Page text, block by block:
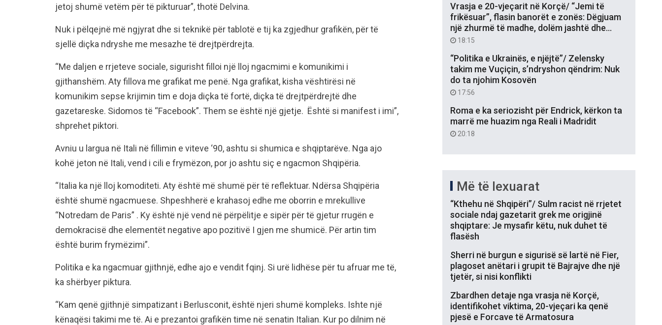
jetoj shumë vetëm për të pikturuar”, thotë Delvina.
Nuk i pëlqejnë më ngjyrat dhe si teknikë për tablotë e tij ka zgjedhur grafikën, për të
sjellë diçka ndryshe me mesazhe të drejtpërdrejta.
“Me daljen e rrjeteve sociale, sigurisht filloi një lloj ngacmimi e komunikimi i
gjithanshëm. Aty fillova me grafikat me penë. Nga grafikat, kisha vështirësi në
komunikim sepse krijimin tim e doja diçka të fortë, diçka të drejtpërdrejtë dhe
gazetareske. Sidomos të “Facebook”. Them se është një gjetje. Është si manifest i imi”,
shprehet piktori.
Avniu u largua në Itali në fillimin e viteve ‘90, ashtu si shumica e shqiptarëve. Nga ajo
kohë jeton në Itali, vend i cili e frymëzon, por jo ashtu siç e ngacmon Shqipëria.
“Italia ka një lloj komoditeti. Aty është më shumë për të reflektuar. Ndërsa Shqipëria
është shumë ngacmuese. Shpeshherë e krahasoj edhe me oborrin e mrekullive
“Notredam de Paris” . Ky është një vend në përpëlitje e sipër për të gjetur rrugën e
demokracisë dhe elementët negative apo pozitivë I gjen me shumicë. Për artin tim
është burim frymëzimi”.
Politika e ka ngacmuar gjithnjë, edhe ajo e vendit fqinj. Si urë lidhëse për tu afruar me të,
ka shërbyer piktura.
“Kam qenë gjithnjë simpatizant i Berlusconit, është njeri shumë kompleks. Ishte një
kënaqësi takimi me të. Ai e prezantoi grafikën time në senatin Italian. Kur po dilnim në
Vrasja e 20-vjeçarit në Korçë/ “Jemi të
frikësuar”, flasin banorët e zonës: Dëgjuam
një zhurmë të madhe, dolëm jashtë dhe…
18:15
“Politika e Ukrainës, e njëjtë”/ Zelensky
takim me Vuçiçin, s’ndryshon qëndrim: Nuk
do ta njohim Kosovën
17:56
Roma e ka seriozisht për Endrick, kërkon ta
marrë me huazim nga Reali i Madridit
20:18
Më të lexuarat
“Kthehu në Shqipëri”/ Sulm racist në rrjetet
sociale ndaj gazetarit grek me origjinë
shqiptare: Je mysafir këtu, nuk duhet të
flasësh
Sherri në burgun e sigurisë së lartë në Fier,
plagoset anëtari i grupit të Bajrajve dhe një
tjetër, si nisi konflikti
Zbardhen detaje nga vrasja në Korçë,
identifikohet viktima, 20-vjeçari ka qenë
pjesë e Forcave të Armatosura